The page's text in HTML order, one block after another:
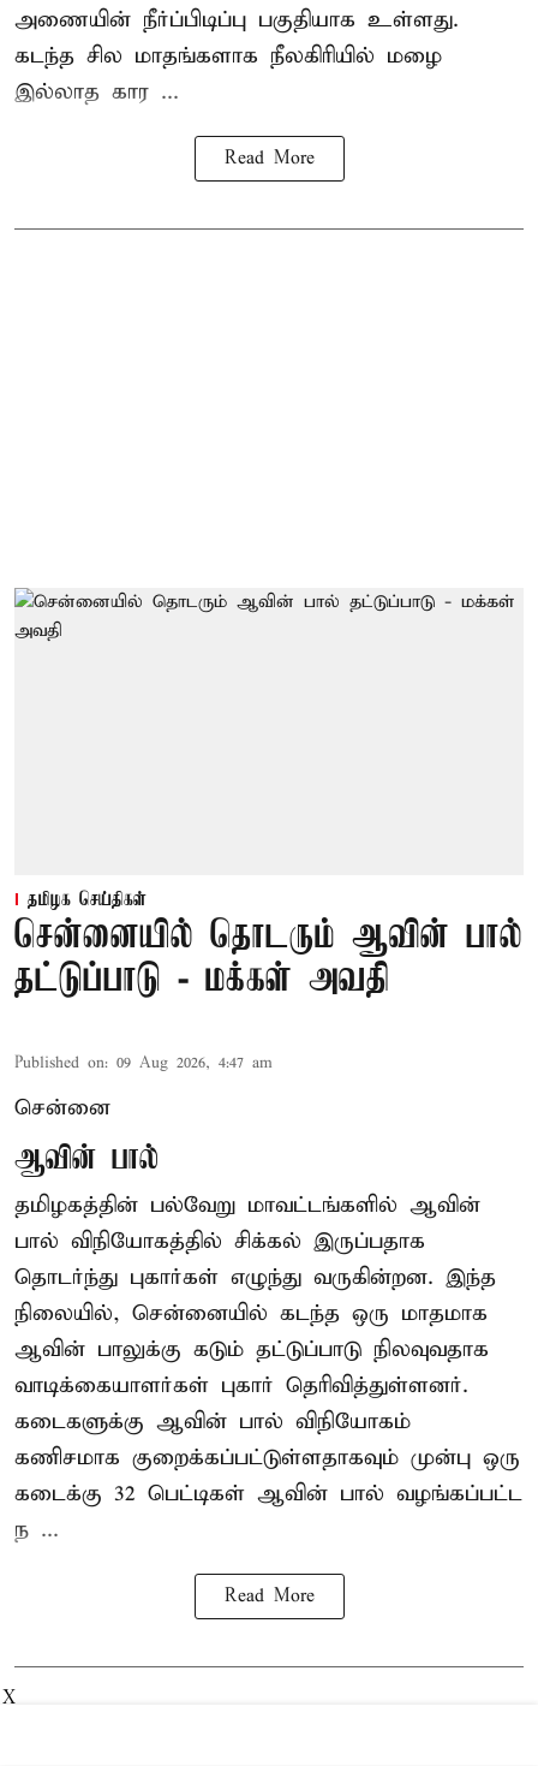
அணையின் நீர்ப்பிடிப்பு பகுதியாக உள்ளது.
கடந்த சில மாதங்களாக நீலகிரியில் மழை
இல்லாத கார ...
Read More
தமிழக செய்திகள்
சென்னையில் தொடரும் ஆவின் பால்
தட்டுப்பாடு - மக்கள் அவதி
Published on: 09 Aug 2026, 4:47 am
சென்னை
ஆவின் பால்
தமிழகத்தின் பல்வேறு மாவட்டங்களில் ஆவின்
பால் விநியோகத்தில் சிக்கல் இருப்பதாக
தொடர்ந்து புகார்கள் எழுந்து வருகின்றன. இந்த
நிலையில், சென்னையில் கடந்த ஒரு மாதமாக
ஆவின் பாலுக்கு கடும் தட்டுப்பாடு நிலவுவதாக
வாடிக்கையாளர்கள் புகார் தெரிவித்துள்ளனர்.
கடைகளுக்கு ஆவின் பால் விநியோகம்
கணிசமாக குறைக்கப்பட்டுள்ளதாகவும் முன்பு ஒரு
கடைக்கு 32 பெட்டிகள் ஆவின் பால் வழங்கப்பட்ட
ந ...
Read More
X